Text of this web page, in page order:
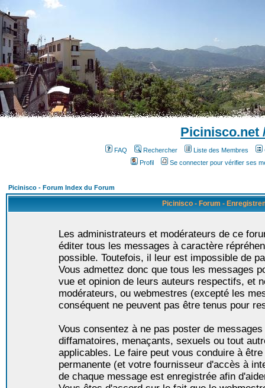
Picinisco.net
FAQ Rechercher Liste des Membres
Profil
Se connecter pour vérifier ses
Picinisco - Forum Index du Forum
Picinisco - Forum -
Les administrateurs et modérateurs de ce
éditer tous les messages à caractère
possible. Toutefois, il leur est impossible de
Vous admettez donc que tous les messages
vue et opinion de leurs auteurs respectifs, et
modérateurs, ou webmestres (excepté les
conséquent ne peuvent pas être tenus pour
Vous consentez à ne pas poster de
diffamatoires, menaçants, sexuels ou tout
applicables. Le faire peut vous conduire à
permanente (et votre fournisseur d'accès à
de chaque message est enregistrée afin